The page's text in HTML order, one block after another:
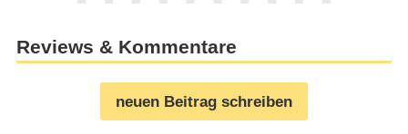
Reviews & Kommentare
neuen Beitrag schreiben